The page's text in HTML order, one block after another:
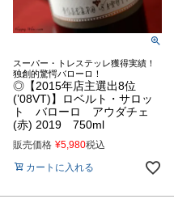
スーパー・トレステッレ獲得実績！
独創的驚愕バローロ！
◎【2015年店主選出8位
(’08VT)】ロベルト・サロッ
ト バローロ アウダチェ
(赤) 2019 750ml
販売価格 ¥5,980税込
カートに入れる